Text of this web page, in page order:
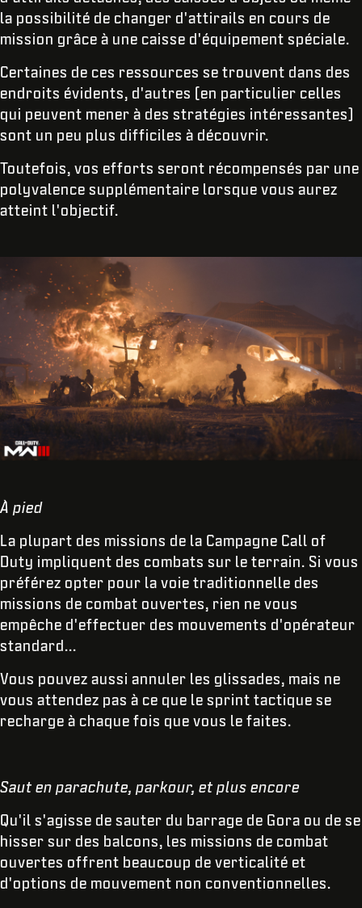
la possibilité de changer d'attirails en cours de
mission grâce à une caisse d'équipement spéciale.
Certaines de ces ressources se trouvent dans des
endroits évidents, d'autres (en particulier celles
qui peuvent mener à des stratégies intéressantes)
sont un peu plus difficiles à découvrir.
Toutefois, vos efforts seront récompensés par une
polyvalence supplémentaire lorsque vous aurez
atteint l'objectif.
À pied
La plupart des missions de la Campagne Call of
Duty impliquent des combats sur le terrain. Si vous
préférez opter pour la voie traditionnelle des
missions de combat ouvertes, rien ne vous
empêche d'effectuer des mouvements d'opérateur
standard...
Vous pouvez aussi annuler les glissades, mais ne
vous attendez pas à ce que le sprint tactique se
recharge à chaque fois que vous le faites.
Saut en parachute, parkour, et plus encore
Qu'il s'agisse de sauter du barrage de Gora ou de se
hisser sur des balcons, les missions de combat
ouvertes offrent beaucoup de verticalité et
d'options de mouvement non conventionnelles.